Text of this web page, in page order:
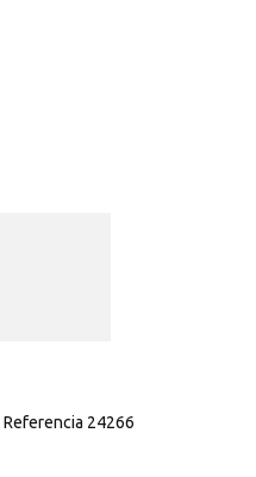
Referencia 24266